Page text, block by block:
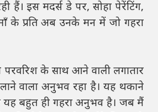
इस मदर्स डे पर, सोहा पेरेंटिंग,
के प्रति अब उनके मन में जो गहरा
के साथ आने वाली लगातार
वाला अनुभव रहा है। यह थकाने
यह बहुत ही गहरा अनुभव है। जब मैं